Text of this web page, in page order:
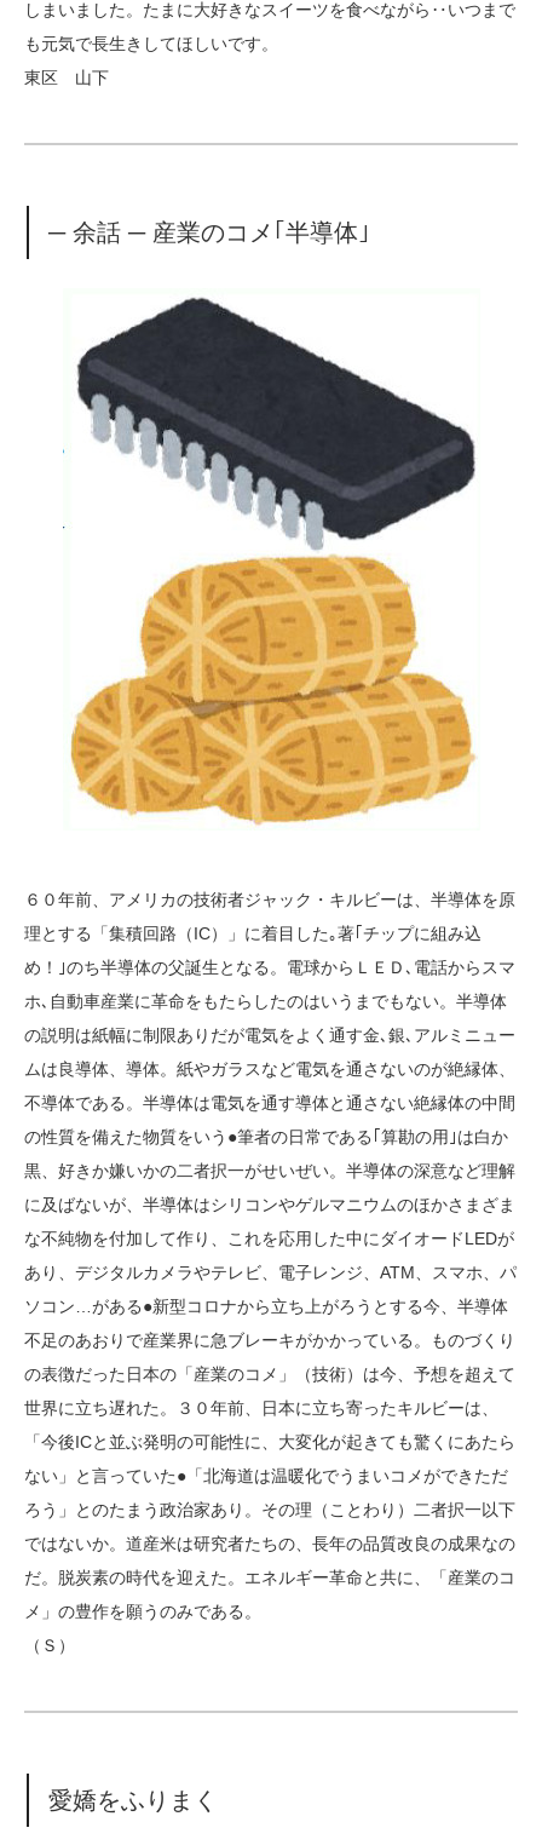
しまいました。たまに大好きなスイーツを食べながら‥いつまで
も元気で長生きしてほしいです。
東区 山下
─ 余話 ─ 産業のコメ｢半導体｣
６０年前、アメリカの技術者ジャック・キルビーは、半導体を原
理とする「集積回路（IC）」に着目した｡著｢チップに組み込
め！｣のち半導体の父誕生となる。電球からＬＥＤ､電話からスマ
ホ､自動車産業に革命をもたらしたのはいうまでもない。半導体
の説明は紙幅に制限ありだが電気をよく通す金､銀､アルミニュー
ムは良導体、導体。紙やガラスなど電気を通さないのが絶縁体、
不導体である。半導体は電気を通す導体と通さない絶縁体の中間
の性質を備えた物質をいう●筆者の日常である｢算勘の用｣は白か
黒、好きか嫌いかの二者択一がせいぜい。半導体の深意など理解
に及ばないが、半導体はシリコンやゲルマニウムのほかさまざま
な不純物を付加して作り、これを応用した中にダイオードLEDが
あり、デジタルカメラやテレビ、電子レンジ、ATM、スマホ、パ
ソコン…がある●新型コロナから立ち上がろうとする今、半導体
不足のあおりで産業界に急ブレーキがかかっている。ものづくり
の表徴だった日本の「産業のコメ」（技術）は今、予想を超えて
世界に立ち遅れた。３０年前、日本に立ち寄ったキルビーは、
「今後ICと並ぶ発明の可能性に、大変化が起きても驚くにあたら
ない」と言っていた●「北海道は温暖化でうまいコメができただ
ろう」とのたまう政治家あり。その理（ことわり）二者択一以下
ではないか。道産米は研究者たちの、長年の品質改良の成果なの
だ。脱炭素の時代を迎えた。エネルギー革命と共に、「産業のコ
メ」の豊作を願うのみである。
（Ｓ）
愛嬌をふりまく